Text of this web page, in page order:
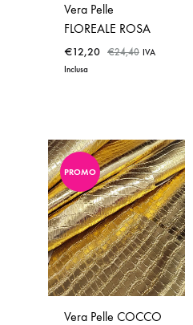
Vera Pelle
FLOREALE ROSA
€12,20 €24,40 IVA
Inclusa
ADD
TO
WISHLIST
PROMO
Vera Pelle COCCO